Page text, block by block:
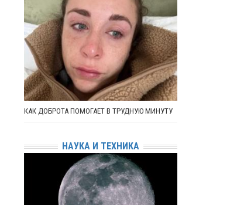
КАК ДОБРОТА ПОМОГАЕТ В ТРУДНУЮ МИНУТУ
НАУКА И ТЕХНИКА